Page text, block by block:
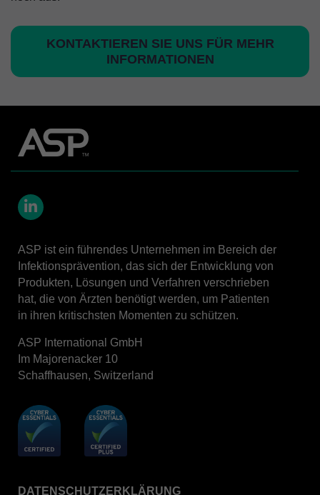
KONTAKTIEREN SIE UNS FÜR MEHR
INFORMATIONEN
ASP ist ein führendes Unternehmen im Bereich der
Infektionsprävention, das sich der Entwicklung von
Produkten, Lösungen und Verfahren verschrieben
hat, die von Ärzten benötigt werden, um Patienten
in ihren kritischsten Momenten zu schützen.
ASP International GmbH
Im Majorenacker 10
Schaffhausen, Switzerland
DATENSCHUTZERKLÄRUNG